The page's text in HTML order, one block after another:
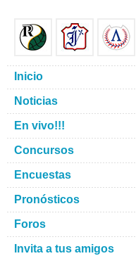
Inicio
Noticias
En vivo!!!
Concursos
Encuestas
Pronósticos
Foros
Invita a tus amigos